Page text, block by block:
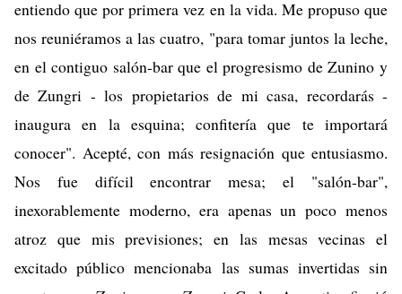
entiendo que por primera vez en la vida. Me propuso que
nos reuniéramos a las cuatro, "para tomar juntos la leche,
en el contiguo salón-bar que el progresismo de Zunino y
de Zungri - los propietarios de mi casa, recordarás -
inaugura en la esquina; confitería que te importará
conocer". Acepté, con más resignación que entusiasmo.
Nos fue difícil encontrar mesa; el "salón-bar",
inexorablemente moderno, era apenas un poco menos
atroz que mis previsiones; en las mesas vecinas el
excitado público mencionaba las sumas invertidas sin